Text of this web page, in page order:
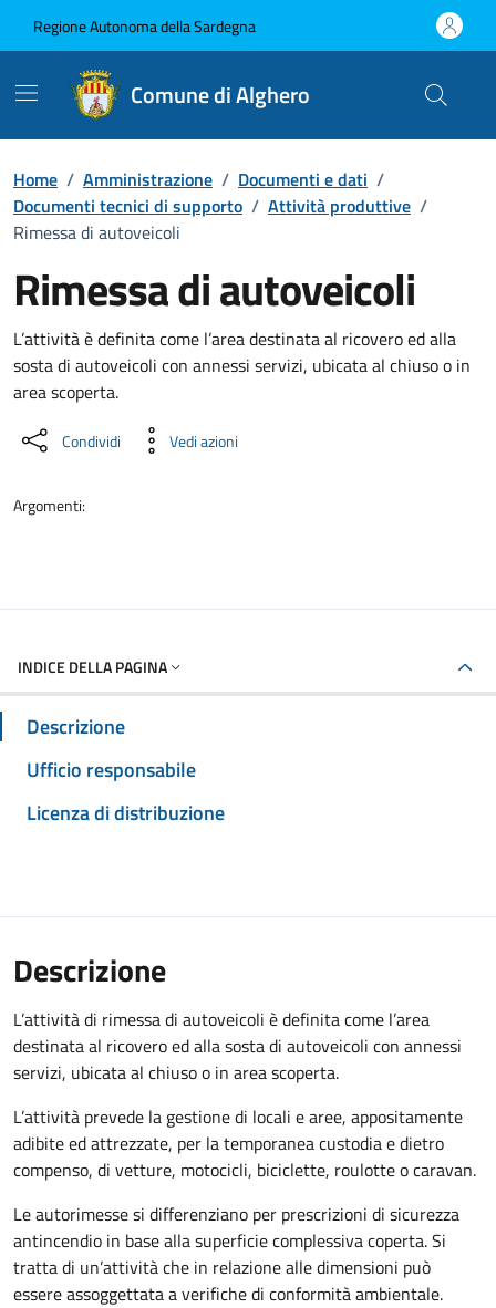
Regione Autonoma della Sardegna
Comune di Alghero
Home / Amministrazione / Documenti e dati /
Documenti tecnici di supporto / Attività produttive /
Rimessa di autoveicoli
Rimessa di autoveicoli
Dettaglio del documento
L’attività è definita come l’area destinata al ricovero ed alla
sosta di autoveicoli con annessi servizi, ubicata al chiuso o in
area scoperta.
Condividi Vedi azioni
Argomenti:
INDICE DELLA PAGINA
Descrizione
Ufficio responsabile
Licenza di distribuzione
Descrizione
L’attività di rimessa di autoveicoli è definita come l’area
destinata al ricovero ed alla sosta di autoveicoli con annessi
servizi, ubicata al chiuso o in area scoperta.
L’attività prevede la gestione di locali e aree, appositamente
adibite ed attrezzate, per la temporanea custodia e dietro
compenso, di vetture, motocicli, biciclette, roulotte o caravan.
Le autorimesse si differenziano per prescrizioni di sicurezza
antincendio in base alla superficie complessiva coperta. Si
tratta di un’attività che in relazione alle dimensioni può
essere assoggettata a verifiche di conformità ambientale.